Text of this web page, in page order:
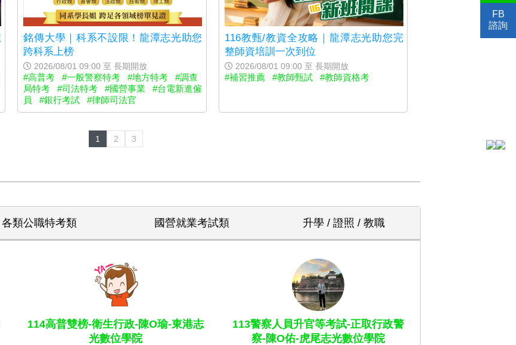
FB
諮詢
銘傳大學｜科系不設限！龍潭志光助您
跨科系上榜
2026/08/01 09:00 至 長期開放
#高普考 #一般警察特考 #地方特考
#調查
局特考
#司法特考 #國營事業
#台電新進僱
員
#銀行考試 #律師司法官
116教甄/教資全攻略｜龍潭志光助您完
整師資培訓一次到位
2026/08/01 09:00 至 長期開放
#補習推薦 #教師甄試 #教師資格考
1 2 3
各類公職特考類 國營就業考試類 升學 / 證照 / 教職
114高普雙榜-衛生行政-陳O瑜-東港志
光數位學院
113警察人員升官等考試-正取行政警
察-陳O佑-虎尾志光數位學院